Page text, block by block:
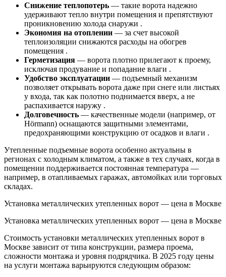
Снижение теплопотерь — такие ворота надежно
удерживают тепло внутри помещения и препятствуют
проникновению холода снаружи .
Экономия на отоплении — за счет высокой
теплоизоляции снижаются расходы на обогрев
помещения .
Герметизация — ворота плотно прилегают к проему,
исключая продувание и попадание влаги .
Удобство эксплуатации — подъемный механизм
позволяет открывать ворота даже при снеге или листьях
у входа, так как полотно поднимается вверх, а не
распахивается наружу .
Долговечность — качественные модели (например, от
Hörmann) оснащаются защитными элементами,
предохраняющими конструкцию от осадков и влаги .
Утепленные подъемные ворота особенно актуальны в
регионах с холодным климатом, а также в тех случаях, когда в
помещении поддерживается постоянная температура —
например, в отапливаемых гаражах, автомойках или торговых
складах.
Установка металлических утепленных ворот — цена в Москве
Установка металлических утепленных ворот — цена в Москве
Стоимость установки металлических утепленных ворот в
Москве зависит от типа конструкции, размера проема,
сложности монтажа и уровня подрядчика. В 2025 году цены
на услуги монтажа варьируются следующим образом: